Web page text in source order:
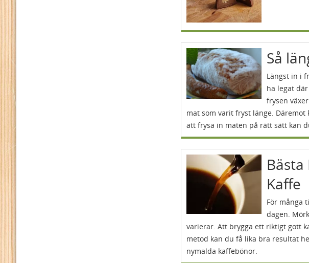
Så
Längst in i
ha legat
frysen
mat som varit fryst länge. Däremot
att frysa in maten på rätt sätt kan
Kaffe
För många
dagen.
varierar. Att brygga ett riktigt gott
metod kan du få lika bra resultat
nymalda kaffebönor.